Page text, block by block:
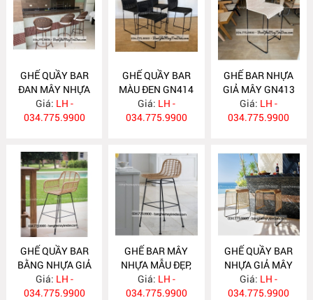
GHẾ QUẦY BAR
ĐAN MÂY NHỰA
GN415
Giá: LH -
034.775.9900
GHẾ QUẦY BAR
MÀU ĐEN GN414
Giá: LH -
034.775.9900
GHẾ BAR NHỰA
GIẢ MÂY GN413
Giá: LH -
034.775.9900
GHẾ QUẦY BAR
BẰNG NHỰA GIẢ
MÂY GN412
Giá: LH -
034.775.9900
GHẾ BAR MÂY
NHỰA MẪU ĐẸP,
ĐỘC ĐÁO GN411
Giá: LH -
034.775.9900
GHẾ QUẦY BAR
NHỰA GIẢ MÂY
GN410
Giá: LH -
034.775.9900